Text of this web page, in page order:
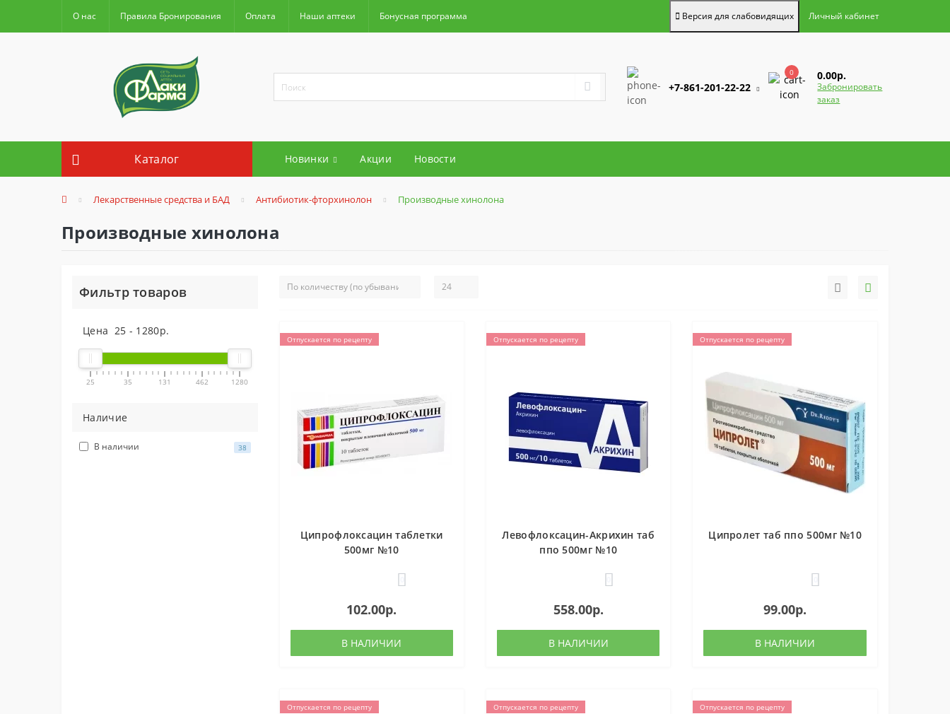
О нас Правила Бронирования Оплата Наши аптеки Бонусная программа Версия для слабовидящих Личный кабинет
+7-861-201-22-22
0 0.00р.
Забронировать
заказ
Каталог Новинки Акции Новости
Лекарственные средства и БАД Антибиотик-фторхинолон Производные хинолона
Производные хинолона
Фильтр товаров
Цена 25 - 1280р.
25 35 131 462 1280
Наличие
В наличии 38
Отпускается по рецепту
Ципрофлоксацин таблетки
500мг №10
102.00р.
В НАЛИЧИИ
Отпускается по рецепту
Левофлоксацин-Акрихин таб
ппо 500мг №10
558.00р.
В НАЛИЧИИ
Отпускается по рецепту
Ципролет таб ппо 500мг №10
99.00р.
В НАЛИЧИИ
Отпускается по рецепту Отпускается по рецепту Отпускается по рецепту